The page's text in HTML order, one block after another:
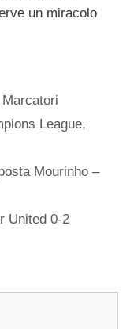
un miracolo
Marcatori
League,
Mourinho –
United 0-2